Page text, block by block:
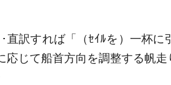
訳すれば「（ｾｲﾙを）一杯
じて船首方向を調整する帆走